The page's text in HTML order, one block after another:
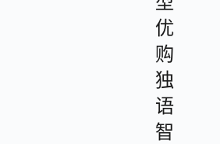
优
购
独
语
智